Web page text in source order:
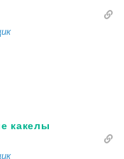
какелы